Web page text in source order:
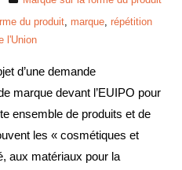
du produit, marque, répétition
l'Union
d’une demande
marque devant l’EUIPO pour
ensemble de produits et de
les « cosmétiques et
aux matériaux pour la